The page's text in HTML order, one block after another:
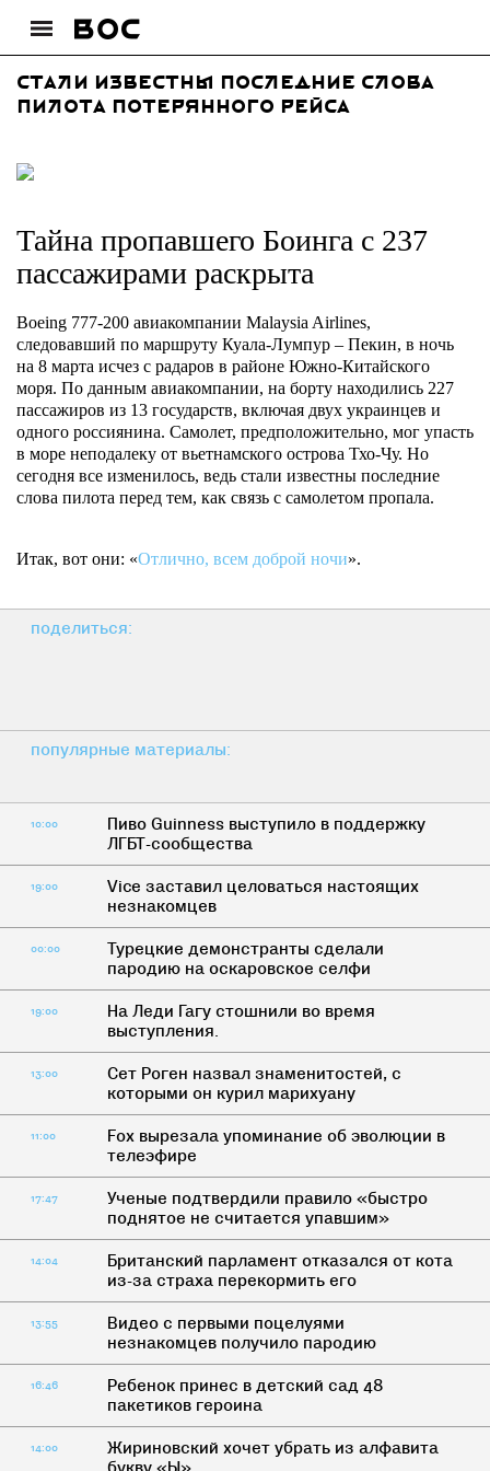
Стали известны последние слова
пилота потерянного рейса
Тайна пропавшего Боинга с 237
пассажирами раскрыта
Boeing 777-200 авиакомпании Malaysia Airlines,
следовавший по маршруту Куала-Лумпур – Пекин, в ночь
на 8 марта исчез с радаров в районе Южно-Китайского
моря. По данным авиакомпании, на борту находились 227
пассажиров из 13 государств, включая двух украинцев и
одного россиянина. Самолет, предположительно, мог упасть
в море неподалеку от вьетнамского острова Тхо-Чу. Но
сегодня все изменилось, ведь стали известны последние
слова пилота перед тем, как связь с самолетом пропала.
Итак, вот они: «Отлично, всем доброй ночи».
поделиться:
популярные материалы:
10:00
Пиво Guinness выступило в поддержку
ЛГБТ-сообщества
19:00
Vice заставил целоваться настоящих
незнакомцев
00:00
Турецкие демонстранты сделали
пародию на оскаровское селфи
19:00
На Леди Гагу стошнили во время
выступления.
13:00
Сет Роген назвал знаменитостей, с
которыми он курил марихуану
11:00
Fox вырезала упоминание об эволюции в
телеэфире
17:47
Ученые подтвердили правило «быстро
поднятое не считается упавшим»
14:04
Британский парламент отказался от кота
из-за страха перекормить его
13:55
Видео с первыми поцелуями
незнакомцев получило пародию
16:46
Ребенок принес в детский сад 48
пакетиков героина
14:00
Жириновский хочет убрать из алфавита